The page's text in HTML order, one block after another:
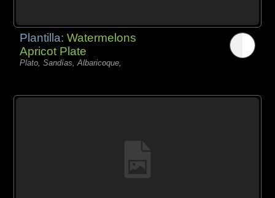
Plantilla:Watermelons
Apricot Plate
Plato, Sandías, Albaricoque,